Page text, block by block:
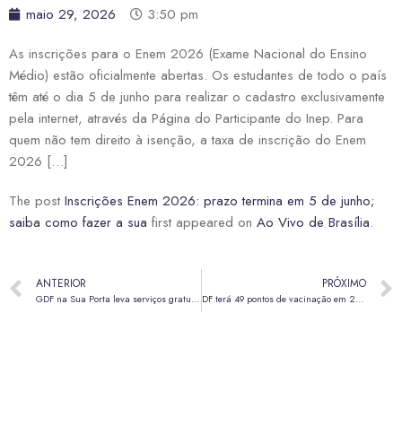
maio 29, 2026
3:50 pm
As inscrições para o Enem 2026 (Exame Nacional do Ensino
Médio) estão oficialmente abertas. Os estudantes de todo o país
têm até o dia 5 de junho para realizar o cadastro exclusivamente
pela internet, através da Página do Participante do Inep. Para
quem não tem direito à isenção, a taxa de inscrição do Enem
2026 […]
The post Inscrições Enem 2026: prazo termina em 5 de junho;
saiba como fazer a sua first appeared on Ao Vivo de Brasília.
ANTERIOR
GDF na Sua Porta leva serviços gratuitos a Ceilândia a partir de segunda-feira (1º/6)
PRÓXIMO
DF terá 49 pontos de vacinação em 20 regiões administrativas neste sábado (30)